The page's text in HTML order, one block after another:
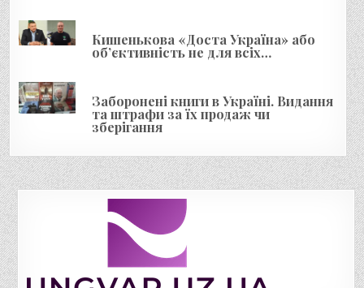
Кишенькова «Доста Україна» або
об’єктивність не для всіх…
Заборонені книги в Україні. Видання
та штрафи за їх продаж чи
зберігання